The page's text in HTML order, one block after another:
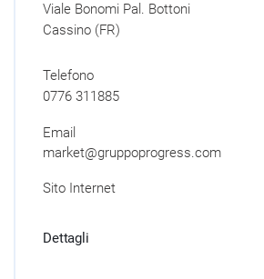
Viale Bonomi Pal. Bottoni
Cassino (FR)
Telefono
0776 311885
Email
market@gruppoprogress.com
Sito Internet
Dettagli